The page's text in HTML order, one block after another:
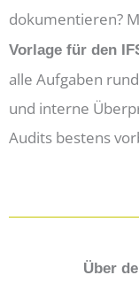
dokumentieren?
Vorlage für den
alle Aufgaben
und interne
Audits bestens
Über